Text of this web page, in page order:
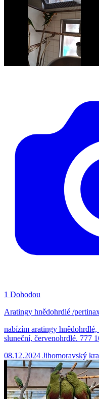
1 Dohodou
Aratingy hnědohrdlé /
nabízím aratingy
sluneční, červenohrdlé. 777
08.12.2024 Jihomoravský